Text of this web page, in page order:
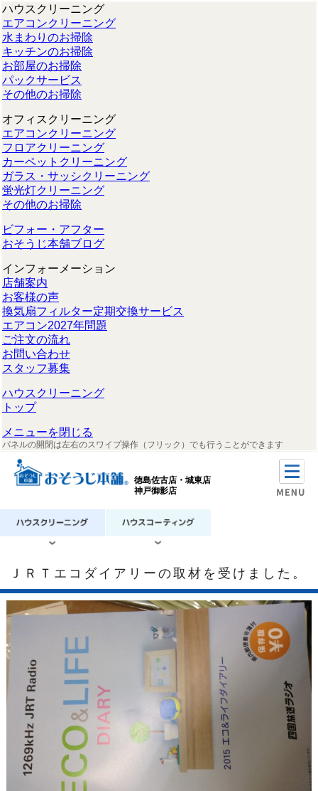
ハウスクリーニング
エアコンクリーニング
水まわりのお掃除
キッチンのお掃除
お部屋のお掃除
パックサービス
その他のお掃除
オフィスクリーニング
エアコンクリーニング
フロアクリーニング
カーペットクリーニング
ガラス・サッシクリーニング
蛍光灯クリーニング
その他のお掃除
ビフォー・アフター
おそうじ本舗ブログ
インフォーメーション
店舗案内
お客様の声
換気扇フィルター定期交換サービス
エアコン2027年問題
ご注文の流れ
お問い合わせ
スタッフ募集
ハウスクリーニング
トップ
メニューを閉じる
パネルの開閉は左右のスワイプ操作（フリック）でも行うことができます
徳島佐古店・城東店
神戸御影店
ＪＲＴエコダイアリーの取材を受けました。